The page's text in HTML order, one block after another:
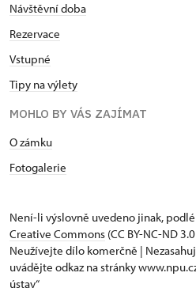
Návštěvní doba
Rezervace
Vstupné
Tipy na výlety
MOHLO BY VÁS ZAJÍMAT
O zámku
Fotogalerie
Není-li výslovně uvedeno jinak,
Creative Commons (CC BY-NC-ND
Neužívejte dílo komerčně |
uvádějte odkaz na stránky
ústav“